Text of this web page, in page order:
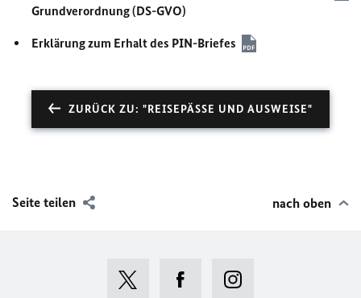
Grundverordnung (DS-GVO)
Erklärung zum Erhalt des PIN-Briefes
ZURÜCK ZU: "REISEPÄSSE UND AUSWEISE"
Seite teilen nach oben